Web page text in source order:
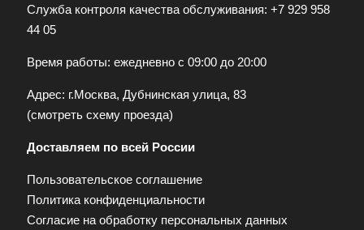
Служба контроля качества обслуживания: +7 929 958
44 05
Время работы: ежедневно с 09:00 до 20:00
Адрес: г.Москва, Дубнинская улица, 83
(смотреть схему проезда)
Доставляем по всей России
Пользовательское соглашение
Политика конфиденциальности
Согласие на обработку персональных данных